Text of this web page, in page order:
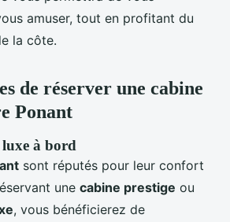
amuser, tout en profitant du
la côte.
de réserver une cabine
Ponant
à bord
sont réputés pour leur confort
une cabine prestige ou
, vous bénéficierez de